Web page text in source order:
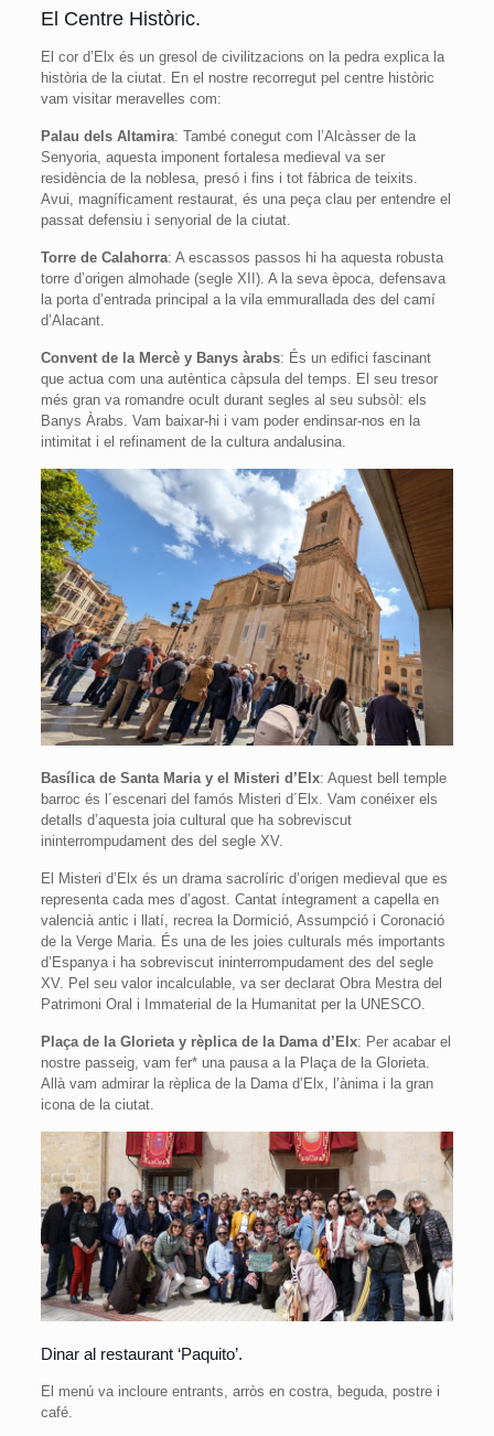
El Centre Històric.
El cor d’Elx és un gresol de civilitzacions on la pedra explica la
història de la ciutat. En el nostre recorregut pel centre històric
vam visitar meravelles com:
Palau dels Altamira: També conegut com l’Alcàsser de la
Senyoria, aquesta imponent fortalesa medieval va ser
residència de la noblesa, presó i fins i tot fàbrica de teixits.
Avui, magníficament restaurat, és una peça clau per entendre el
passat defensiu i senyorial de la ciutat.
Torre de Calahorra: A escassos passos hi ha aquesta robusta
torre d’origen almohade (segle XII). A la seva època, defensava
la porta d’entrada principal a la vila emmurallada des del camí
d’Alacant.
Convent de la Mercè y Banys àrabs: És un edifici fascinant
que actua com una autèntica càpsula del temps. El seu tresor
més gran va romandre ocult durant segles al seu subsòl: els
Banys Àrabs. Vam baixar-hi i vam poder endinsar-nos en la
intimitat i el refinament de la cultura andalusina.
Basílica de Santa Maria y el Misteri d’Elx: Aquest bell temple
barroc és l´escenari del famós Misteri d´Elx. Vam conéixer els
detalls d’aquesta joia cultural que ha sobreviscut
ininterrompudament des del segle XV.
El Misteri d’Elx és un drama sacrolíric d’origen medieval que es
representa cada mes d’agost. Cantat íntegrament a capella en
valencià antic i llatí, recrea la Dormició, Assumpció i Coronació
de la Verge Maria. És una de les joies culturals més importants
d’Espanya i ha sobreviscut ininterrompudament des del segle
XV. Pel seu valor incalculable, va ser declarat Obra Mestra del
Patrimoni Oral i Immaterial de la Humanitat per la UNESCO.
Plaça de la Glorieta y rèplica de la Dama d’Elx: Per acabar el
nostre passeig, vam fer* una pausa a la Plaça de la Glorieta.
Allà vam admirar la rèplica de la Dama d’Elx, l’ànima i la gran
icona de la ciutat.
Dinar al restaurant ‘Paquito’.
El menú va incloure entrants, arròs en costra, beguda, postre i
café.